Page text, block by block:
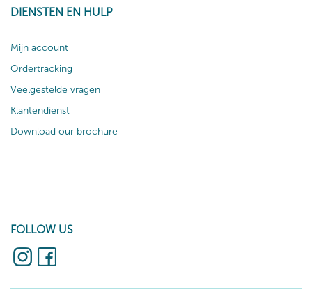
DIENSTEN EN HULP
Mijn account
Ordertracking
Veelgestelde vragen
Klantendienst
Download our brochure
FOLLOW US